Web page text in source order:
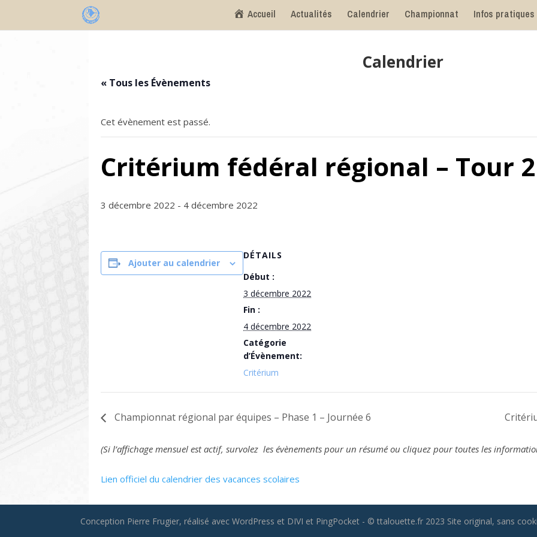
Accueil Actualités Calendrier Championnat Infos pratiques
Calendrier
« Tous les Évènements
Cet évènement est passé.
Critérium fédéral régional – Tour 2
3 décembre 2022 - 4 décembre 2022
Ajouter au calendrier
DÉTAILS
Début :
3 décembre 2022
Fin :
4 décembre 2022
Catégorie
d’Évènement:
Critérium
Championnat régional par équipes – Phase 1 – Journée 6
(Si l’affichage mensuel est actif, survolez les évènements pour un résumé ou cliquez pour toutes les
Lien officiel du calendrier des vacances scolaires
Conception Pierre Frugier, réalisé avec WordPress et DIVI et PingPocket - © ttalouette.fr 2023 Site original, sans